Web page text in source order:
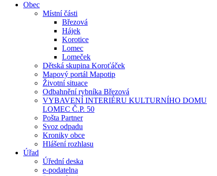
Obec
Místní části
Březová
Hájek
Korotice
Lomec
Lomeček
Dětská skupina Koroťáček
Mapový portál Mapotip
Životní situace
Odbahnění rybníka Březová
VYBAVENÍ INTERIÉRU KULTURNÍHO DOMU
LOMEC Č.P. 50
Pošta Partner
Svoz odpadu
Kroniky obce
Hlášení rozhlasu
Úřad
Úřední deska
e-podatelna